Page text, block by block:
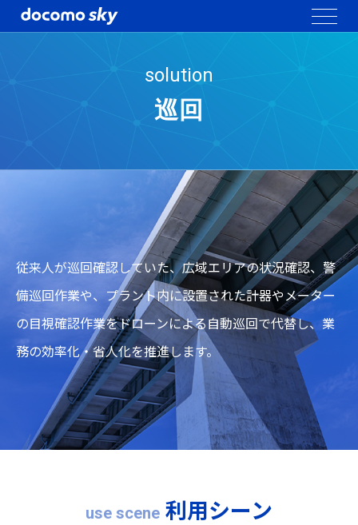
solution
巡回
従来人が巡回確認していた、広域エリアの状況確認、警
備巡回作業や、プラント内に設置された計器やメーター
の目視確認作業をドローンによる自動巡回で代替し、業
務の効率化・省人化を推進します。
use scene 利用シーン